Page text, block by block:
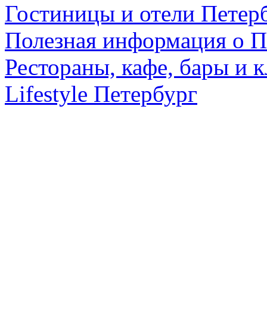
Гостиницы и отели
Полезная информация о
Рестораны, кафе, бары и
Lifestyle Петербург